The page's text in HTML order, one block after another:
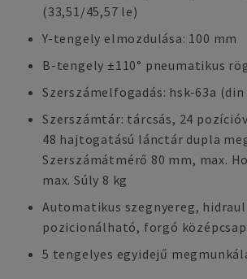
(33,51/45,57 le)
Y-tengely elmozdulása: 100 mm
B-tengely ±110° pneumatikus
Szerszámelfogadás: hsk-63a (din
Szerszámtár: tárcsás, 24
48 hajtogatású lánctár dupla
Szerszámátmérő 80 mm, max.
max. Súly 8 kg
Automatikus szegnyereg,
pozicionálható, forgó
5 tengelyes egyidejű